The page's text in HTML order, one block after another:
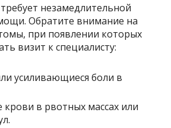
незамедлительной
Обратите внимание на
при появлении которых
визит к специалисту:
усиливающиеся боли в
крови в рвотных массах или